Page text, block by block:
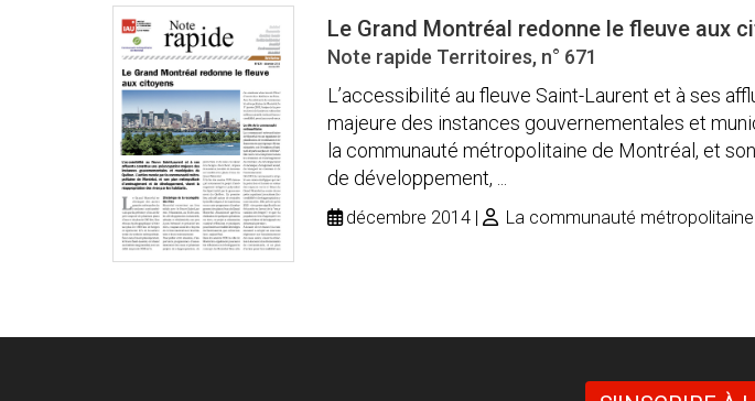
Le Grand Montréal redonne le fleuve aux
Note rapide Territoires, n° 671
L’accessibilité au fleuve Saint-Laurent et à ses
majeure des instances gouvernementales et
la communauté métropolitaine de Montréal, et
de développement, ...
décembre 2014 La communauté